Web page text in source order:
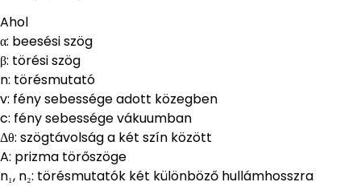
Ahol
α: beesési szög
β: törési szög
n: törésmutató
v: fény sebessége adott közegben
c: fény sebessége vákuumban
Δθ: szögtávolság a két szín között
A: prizma törőszöge
n₁, n₂: törésmutatók két különböző hullámhosszra